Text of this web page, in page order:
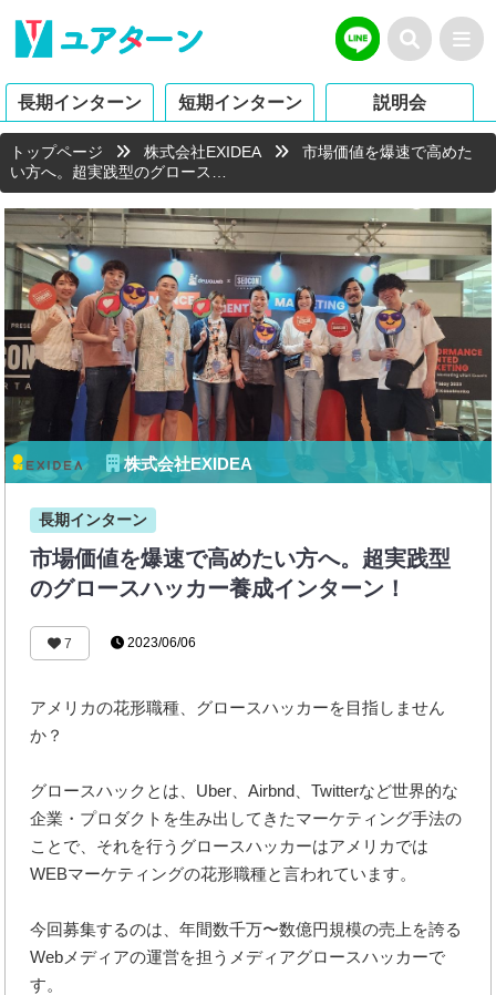
長期インターン 短期インターン 説明会
トップページ 株式会社EXIDEA
市場価値を爆速で高めた
い方へ。超実践型のグロース…
株式会社EXIDEA
長期インターン
市場価値を爆速で高めたい方へ。超実践型
のグロースハッカー養成インターン！
7 2023/06/06
アメリカの花形職種、グロースハッカーを目指しません
か？
グロースハックとは、Uber、Airbnd、Twitterなど世界的な
企業・プロダクトを生み出してきたマーケティング手法の
ことで、それを行うグロースハッカーはアメリカでは
WEBマーケティングの花形職種と言われています。
今回募集するのは、年間数千万〜数億円規模の売上を誇る
Webメディアの運営を担うメディアグロースハッカーで
す。